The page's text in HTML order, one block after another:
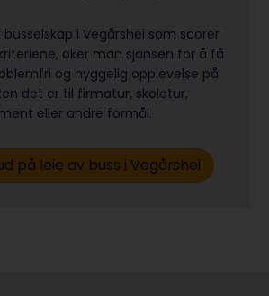
i Vegårshei som scorer
øker man sjansen for å få
og hyggelig opplevelse på
det er til firmatur, skoletur,
eller andre formål.
på leie av buss i Vegårshei